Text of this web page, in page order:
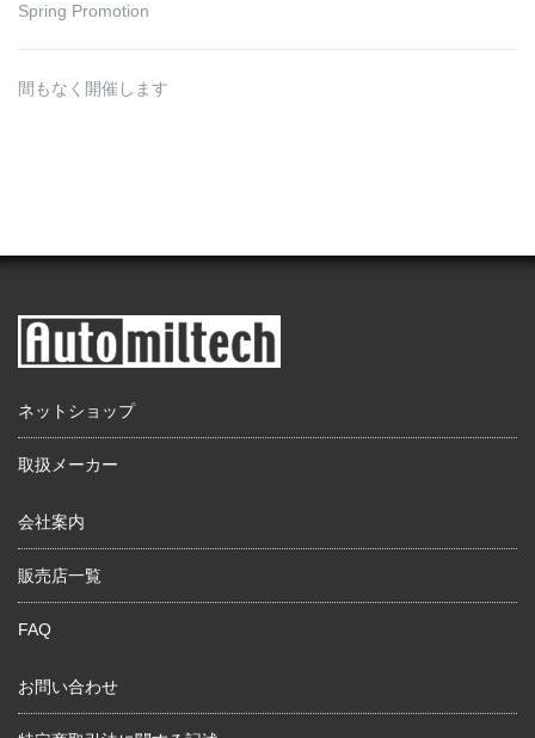
Spring Promotion
間もなく開催します
ネットショップ
取扱メーカー
会社案内
販売店一覧
FAQ
お問い合わせ